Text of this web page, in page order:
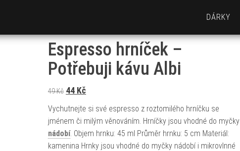
DÁRKY
Espresso hrníček –
Potřebuji kávu Albi
49Kč Původní cena byla: 49 Kč.
44 KčAktuální cena je: 44 Kč.
Vychutnejte si své espresso z roztomilého hrníčku se
jménem či milým věnováním. Hrníčky jsou vhodné do myčky
nádobí. Objem hrnku: 45 ml Průměr hrnku: 5 cm Materiál:
kamenina Hrnky jsou vhodné do myčky nádobí i mikrovlnné